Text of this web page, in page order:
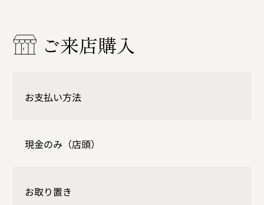
ご来店購入
お支払い方法
現金のみ（店頭）
お取り置き